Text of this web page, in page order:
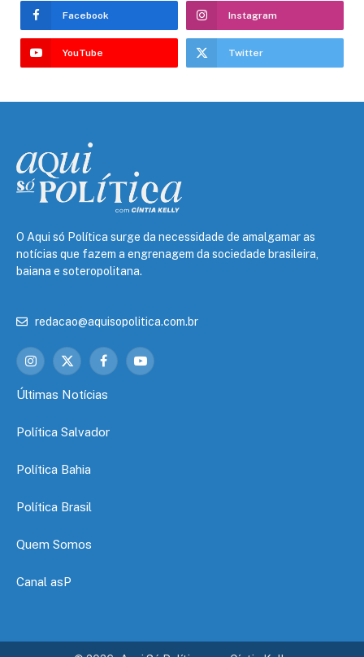
Facebook Instagram
YouTube Twitter
O Aqui só Política surge da necessidade de amalgamar as
notícias que fazem a engrenagem da sociedade brasileira,
baiana e soteropolitana.
redacao@aquisopolitica.com.br
Instagram
X
FacebookYouTube
Últimas Notícias
Política Salvador
Política Bahia
Política Brasil
Quem Somos
Canal asP